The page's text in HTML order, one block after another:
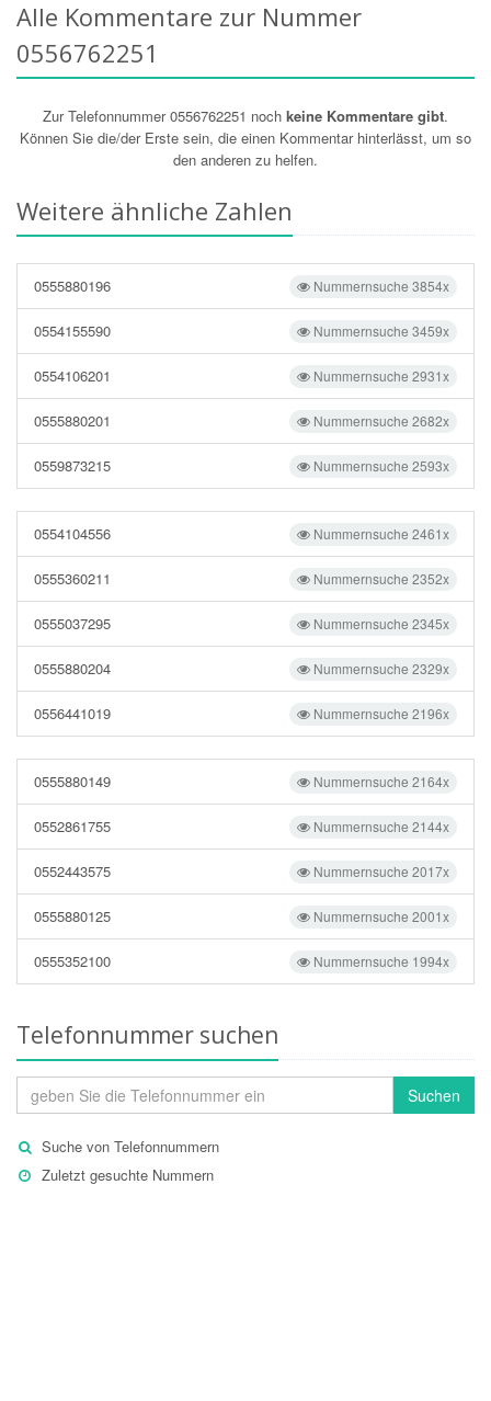
Alle Kommentare zur Nummer
0556762251
Zur Telefonnummer 0556762251 noch keine Kommentare gibt.
Können Sie die/der Erste sein, die einen Kommentar hinterlässt, um so
den anderen zu helfen.
Weitere ähnliche Zahlen
Nummernsuche 3854x
0555880196
Nummernsuche 3459x
0554155590
Nummernsuche 2931x
0554106201
Nummernsuche 2682x
0555880201
Nummernsuche 2593x
0559873215
Nummernsuche 2461x
0554104556
Nummernsuche 2352x
0555360211
Nummernsuche 2345x
0555037295
Nummernsuche 2329x
0555880204
Nummernsuche 2196x
0556441019
Nummernsuche 2164x
0555880149
Nummernsuche 2144x
0552861755
Nummernsuche 2017x
0552443575
Nummernsuche 2001x
0555880125
Nummernsuche 1994x
0555352100
Telefonnummer suchen
Suchen
Suche von Telefonnummern
Zuletzt gesuchte Nummern